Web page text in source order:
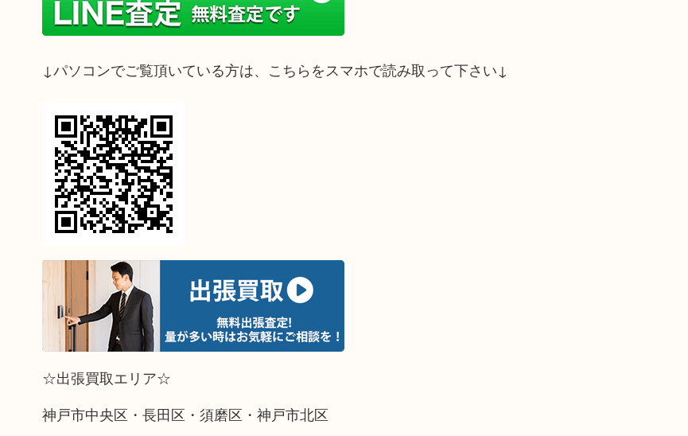
↓パソコンでご覧頂いている方は、こちらをスマホで読み取って下さい↓
☆出張買取エリア☆
神戸市中央区・長田区・須磨区・神戸市北区